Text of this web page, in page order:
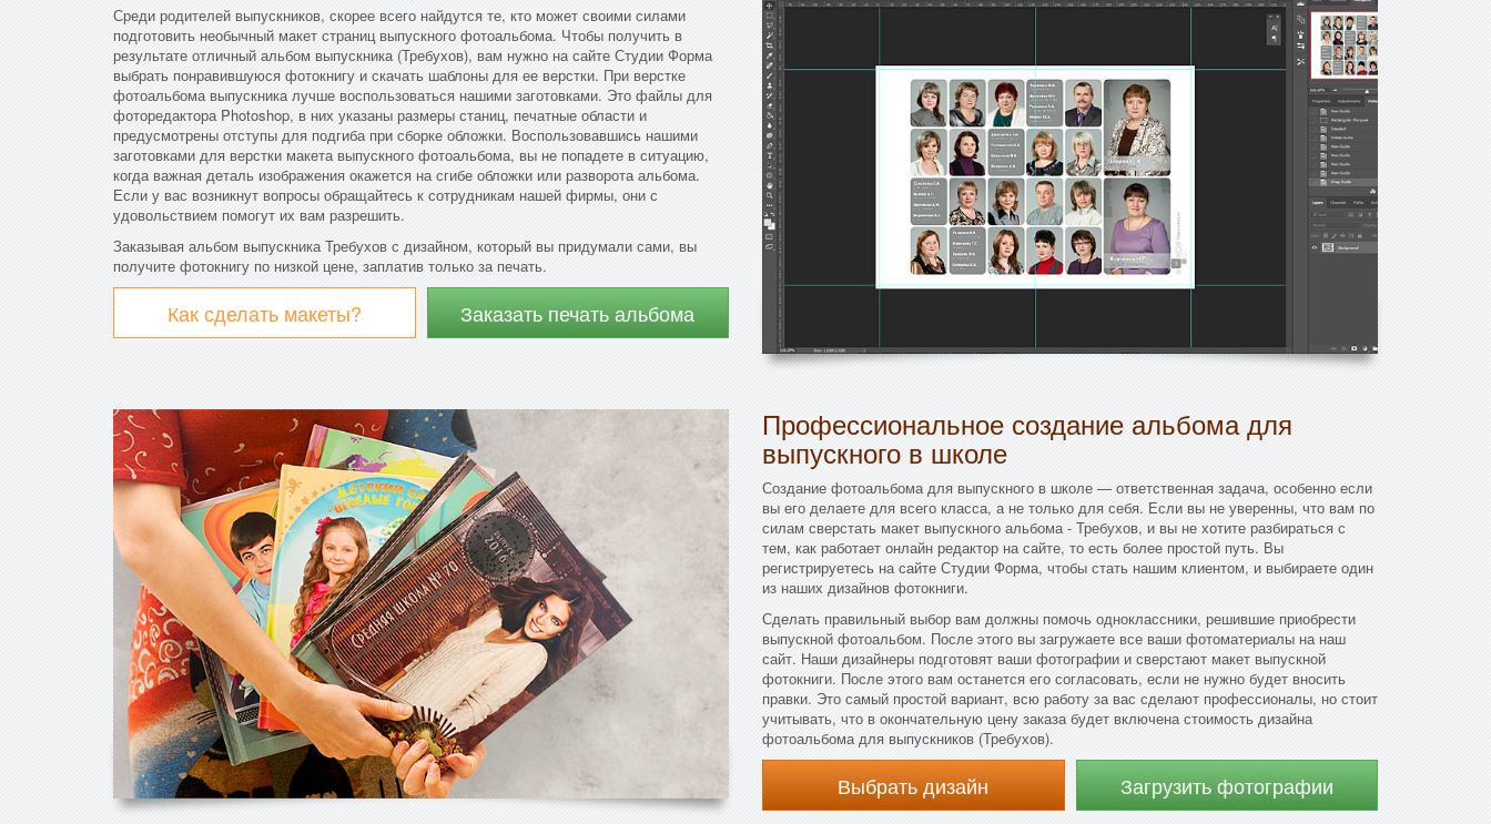
Среди родителей выпускников, скорее всего найдутся те, кто может своими силами
подготовить необычный макет страниц выпускного фотоальбома. Чтобы получить в
результате отличный альбом выпускника (Требухов), вам нужно на сайте Студии Форма
выбрать понравившуюся фотокнигу и скачать шаблоны для ее верстки. При верстке
фотоальбома выпускника лучше воспользоваться нашими заготовками. Это файлы для
фоторедактора Photoshop, в них указаны размеры станиц, печатные области и
предусмотрены отступы для подгиба при сборке обложки. Воспользовавшись нашими
заготовками для верстки макета выпускного фотоальбома, вы не попадете в ситуацию,
когда важная деталь изображения окажется на сгибе обложки или разворота альбома.
Если у вас возникнут вопросы обращайтесь к сотрудникам нашей фирмы, они с
удовольствием помогут их вам разрешить.
Заказывая альбом выпускника Требухов с дизайном, который вы придумали сами, вы
получите фотокнигу по низкой цене, заплатив только за печать.
Как сделать макеты? Заказать печать альбома
Профессиональное создание альбома для
выпускного в школе
Создание фотоальбома для выпускного в школе — ответственная задача, особенно если
вы его делаете для всего класса, а не только для себя. Если вы не уверенны, что вам по
силам сверстать макет выпускного альбома - Требухов, и вы не хотите разбираться с
тем, как работает онлайн редактор на сайте, то есть более простой путь. Вы
регистрируетесь на сайте Студии Форма, чтобы стать нашим клиентом, и выбираете один
из наших дизайнов фотокниги.
Сделать правильный выбор вам должны помочь одноклассники, решившие приобрести
выпускной фотоальбом. После этого вы загружаете все ваши фотоматериалы на наш
сайт. Наши дизайнеры подготовят ваши фотографии и сверстают макет выпускной
фотокниги. После этого вам останется его согласовать, если не нужно будет вносить
правки. Это самый простой вариант, всю работу за вас сделают профессионалы, но стоит
учитывать, что в окончательную цену заказа будет включена стоимость дизайна
фотоальбома для выпускников (Требухов).
Выбрать дизайн Загрузить фотографии